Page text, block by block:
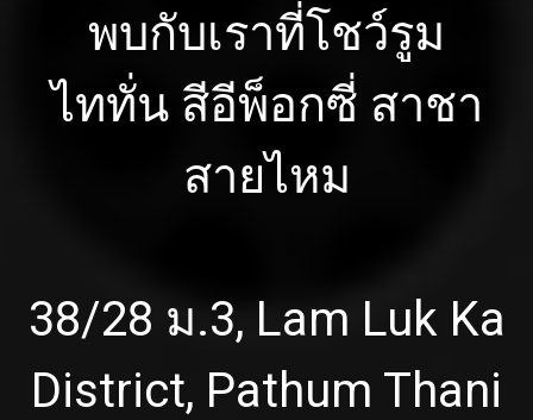
พบกับเราที่โชว์รูม
ไททั่น สีอีพ็อกซี่ สาชา
สายไหม
38/28 ม.3, Lam Luk Ka
District, Pathum Thani